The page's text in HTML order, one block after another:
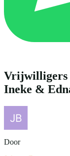
Vrijwilligers
Ineke &
Door